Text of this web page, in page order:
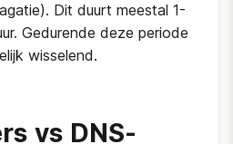
Dit duurt meestal 1-
Gedurende deze periode
wisselend.
vs DNS-